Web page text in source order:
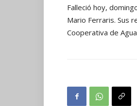
Falleció hoy,
Mario Ferraris. Sus
Cooperativa de